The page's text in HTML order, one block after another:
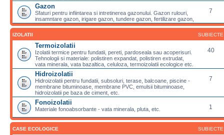
Gazon
Sfaturi pentru infiintarea si intretinerea gazonului. Gazon rulouri,
insamntare gazon, irigare gazon, tundere gazon, fertilizare gazon,
7
IZOLATII SUBIECTE
Termoizolatii
Izolatii termice pentru fundatii, pereti, pardoseala sau acoperisuri.
Tehnologii si materiale: polistiren expandat, polistiren extrudat,
vata minerala, vata bazaltica, celuloza, termoizolatii ecologice etc.
40
Hidroizolatii
Hidroizolatii pentru fundatii, subsoluri, terase, balcoane, piscine -
membrane bituminoase, membrane PVC, emulsii bituminoase,
hidroizolatii pe baza de ciment, etc.
7
Fonoizolatii
Materiale fonoabsorbante - vata minerala, pluta, etc. 1
CASE ECOLOGICE SUBIECTE